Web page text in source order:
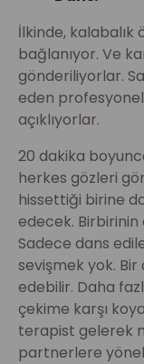
İlkinde,
bağlanıyor. Ve
gönderiliyorlar.
eden
açıklıyorlar.
20 dakika
herkes gözleri
hissettiği birine
edecek.
Sadece dans
sevişmek yok.
edebilir. Daha
çekime karşı
terapist gelerek
partnerlere